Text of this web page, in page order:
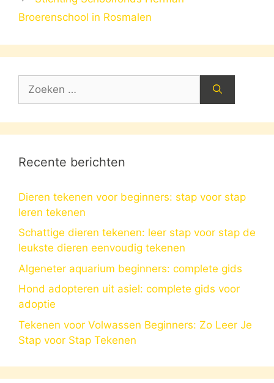
Broerenschool in Rosmalen
naar:
Recente berichten
Dieren tekenen voor beginners: stap voor stap
leren tekenen
Schattige dieren tekenen: leer stap voor stap de
leukste dieren eenvoudig tekenen
Algeneter aquarium beginners: complete gids
Hond adopteren uit asiel: complete gids voor
adoptie
Tekenen voor Volwassen Beginners: Zo Leer Je
Stap voor Stap Tekenen